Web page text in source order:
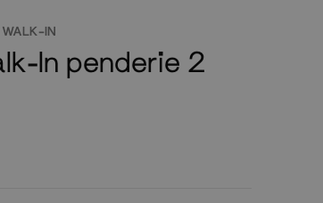
WALK-IN
In penderie 2